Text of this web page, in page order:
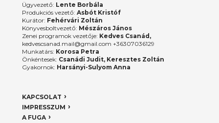
Ügyvezető: Lente Borbála
Produkciós vezető: Asbót Kristóf
Kurátor: Fehérvári Zoltán
Könyvesboltvezető: Mészáros János
Zenei programok vezetője: Kedves Csanád,
kedvescsanad.mail@gmail.com +36307036129
Munkatárs: Korosa Petra
Önkéntesek: Csanádi Judit, Keresztes Zoltán
Gyakornok: Harsányi-Sulyom Anna
KAPCSOLAT
IMPRESSZUM
A FUGA